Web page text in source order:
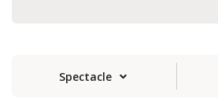
Spectacle